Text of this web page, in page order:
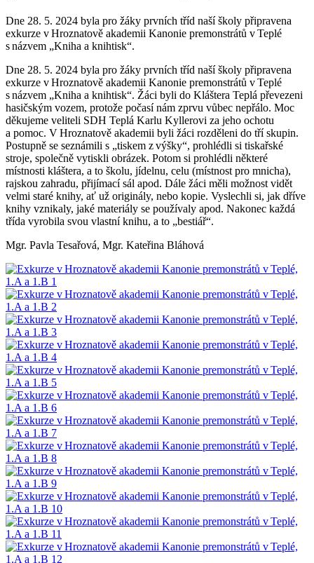
Dne 28. 5. 2024 byla pro žáky prvních tříd naší školy připravena
exkurze v Hroznatově akademii Kanonie premonstrátů v Teplé
s názvem „Kniha a knihtisk“.
Dne 28. 5. 2024 byla pro žáky prvních tříd naší školy připravena
exkurze v Hroznatově akademii Kanonie premonstrátů v Teplé
s názvem „Kniha a knihtisk“. Žáci byli do Kláštera Teplá převezeni
hasičským vozem, protože počasí nám zprvu vůbec nepřálo. Moc
děkujeme veliteli SDH Teplá Karlu Kyllerovi za jeho ochotu
a pomoc. V Hroznatově akademii byli žáci rozděleni do tří skupin.
Postupně se seznámili s „tiskem z výšky“, prohlédli si tiskařské
stroje, společně vytiskli obrázek. Potom si prohlédli některé
místnosti kláštera, a to školu, jídelnu, celu (místnost pro mnicha),
rajskou zahradu, přijímací sál apod. Dále žáci měli možnost vidět
velmi staré knihy, ať už originály, nebo kopie. Vyslechli si, jak dříve
knihy vznikaly, jaké materiály se používaly apod. Nakonec každá
třída vyrobila svou vlastní knihu, a to „bestiář“.
Mgr. Pavla Tesařová, Mgr. Kateřina Bláhová